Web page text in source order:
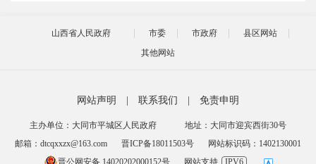
山西省人民政府 市委 市政府
县区网站
其他网站
网站声明 联系我们 免责申明
主办单位：大同市平城区人民政府
地址：大同市迎宾西街30号
邮箱：dtcqxxzx@163.com
晋ICP备18011503号
网站标识码：1402130001
晋公网安备 14020202000152号
网站支持 IPV6